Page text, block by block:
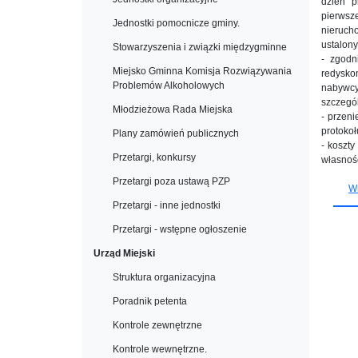
Jednostki pomocnicze gminy.
Stowarzyszenia i związki międzygminne
Miejsko Gminna Komisja Rozwiązywania
Problemów Alkoholowych
Młodzieżowa Rada Miejska
Plany zamówień publicznych
Przetargi, konkursy
Przetargi poza ustawą PZP
Przetargi - inne jednostki
Przetargi - wstępne ogłoszenie
Urząd Miejski
Struktura organizacyjna
Poradnik petenta
Kontrole zewnętrzne
Kontrole wewnętrzne.
-
-
-